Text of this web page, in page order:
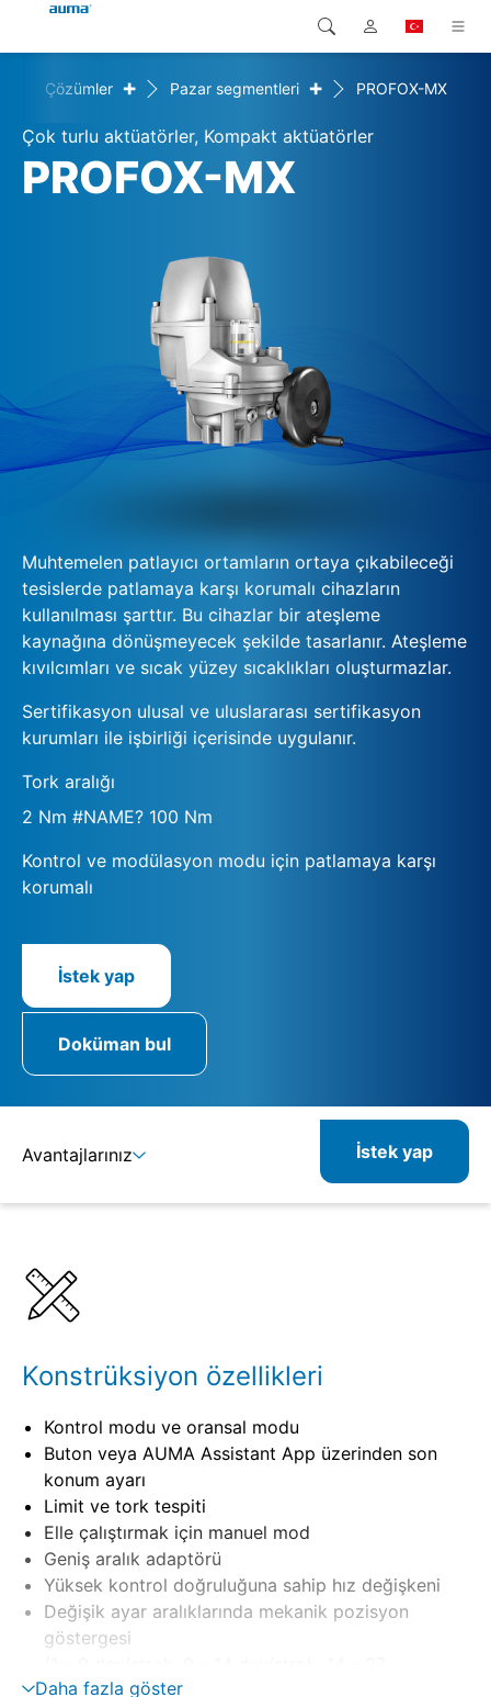
Ürünler
Çözümler
İrtibat kurulacak kişi
Global
Avrupa
Kuzey Amerika
Arama
Çözümler + Pazar segmentleri + PROFOX-MX
Çok turlu aktüatörler, Kompakt aktüatörler
PROFOX-MX
Muhtemelen patlayıcı ortamların ortaya çıkabileceği
tesislerde patlamaya karşı korumalı cihazların
kullanılması şarttır. Bu cihazlar bir ateşleme
kaynağına dönüşmeyecek şekilde tasarlanır. Ateşleme
kıvılcımları ve sıcak yüzey sıcaklıkları oluşturmazlar.
Sertifikasyon ulusal ve uluslararası sertifikasyon
kurumları ile işbirliği içerisinde uygulanır.
Tork aralığı
2 Nm #NAME? 100 Nm
Kontrol ve modülasyon modu için patlamaya karşı
korumalı
İstek yap
Doküman bul
Avantajlarınız
İlgili ürünler
İstek yap
Konstrüksiyon özellikleri
Kontrol modu ve oransal modu
Buton veya AUMA Assistant App üzerinden son
konum ayarı
Limit ve tork tespiti
Elle çalıştırmak için manuel mod
Geniş aralık adaptörü
Yüksek kontrol doğruluğuna sahip hız değişkeni
Değişik ayar aralıklarında mekanik pozisyon
göstergesi
dev/strok)
Daha fazla göster